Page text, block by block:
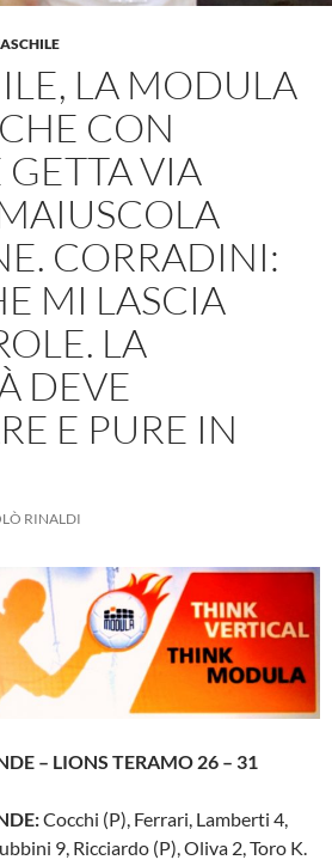
LA MODULA
CON
VIA
CORRADINI:
MI LASCIA
LA
DEVE
E PURE IN
RINALDI
– LIONS TERAMO 26 – 31
Cocchi (P), Ferrari, Lamberti 4,
9, Ricciardo (P), Oliva 2, Toro K.